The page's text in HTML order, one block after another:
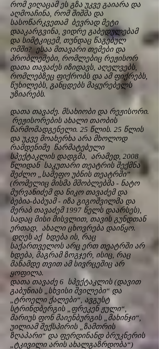
რომ ვიღაცამ ეს გზა უკვე გაიარა და
აღმოაჩინა, რომ შიშმა და
სასოწარკვეთამ ბევრად მეტი
დააკარგვინა, ვიდრე გაბედულებამ
და სიმტკიცემ, თუნდაც წაგებულ
ომში? ესაა მთავარი თემები და
პრობლემები, რომლებიც რეჟისორ
დათა თავაძეს იზიდავს, აღელვებს,
რომლებზეც ფიქრობს და ამ ფიქრებს,
წუხილებს, განცდებს მაყურებელს
უზიარებს.
დათა თავაძე. მსახიობი და რეჟისორი.
რეჟისორების ახალი თაობის
წარმომადგენელი. 25 წლის. 25 წლის
და უკვე მოახერხა არა მხოლოდ
რამდენიმე წარმატებული
სპექტაკლის დადგმა, არამედ, 2008
წლიდან საკუთარი თეატრის შექმნა
შეძლო „სამეფო უბნის თეატრში”
(რომელიც მისმა მშობლებმა - ნატო
მურვანიძემ და ნიკო თავაძემ და
ბებია-ბაბუამ - იზა გიგოშვილმა და
მერაბ თავაძემ 1997 წელს დაარსეს),
სადაც მისი მისვლით, თავის გუნდთან
ერთად, ახალი ცხოვრება დაიწყო.
დღეს აქ ხდება ის, რაც
საქართველოს არც ერთ თეატრში არ
ხდება, მაგრამ ზოგჯერ, ისიც, რაც
მანამდე თვით ამ სივრცეშიც არ
ყოფილა.
დათა თავაძე 6 სპექტაკლის (დავით
გაბუნიას „სხვისი შვილები“ და
„ტროელი ქალები“, ავგუსტ
სტრინდბერგის „ფრეკენ ჟული“,
მარიუს ფონ მაიენბურგის „მახინჯი“,
უილიამ შექსპირის „ზამთრის
ზღაპარი“ და ფერდინანდ ბრუკნერის
„ტკივილი არის ახალგაზრდობა“)